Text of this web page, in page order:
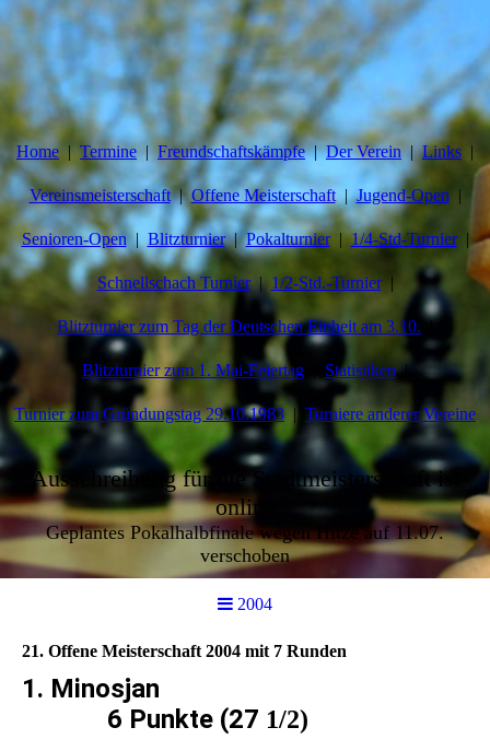
Home Termine Freundschaftskämpfe Der Verein Links
Vereinsmeisterschaft Offene Meisterschaft Jugend-Open
Senioren-Open Blitzturnier Pokalturnier 1/4-Std-Turnier
Schnellschach Turnier 1/2-Std.-Turnier
Blitzturnier zum Tag der Deutschen Einheit am 3.10.
Blitzturnier zum 1. Mai-Feiertag Statistiken
Turnier zum Gründungstag 29.10.1983 Turniere anderer Vereine
Ausschreibung für die Stadtmeisterschaft ist
online
Geplantes Pokalhalbfinale wegen Hitze auf 11.07.
verschoben
2004
21. Offene Meisterschaft 2004 mit 7 Runden
1. Minosjan
6 Punkte (27 1/2)